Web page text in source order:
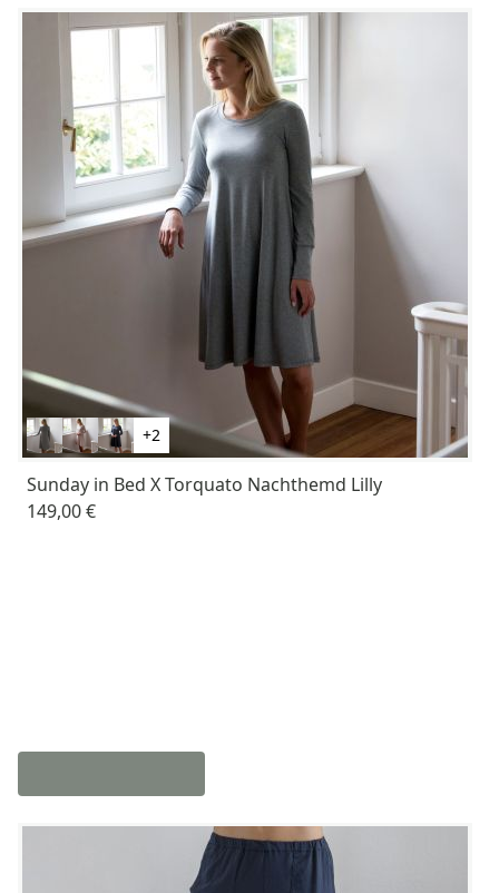
+2
Sunday in Bed X Torquato Nachthemd Lilly
149,00 €